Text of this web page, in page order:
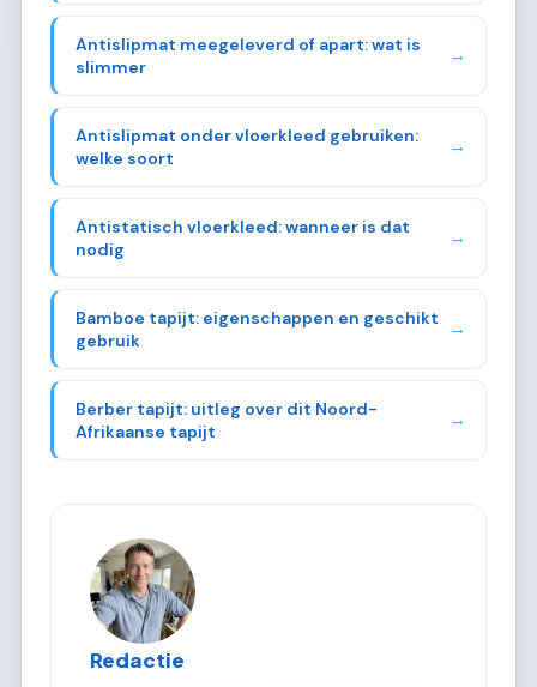
Antislipmat meegeleverd of apart: wat is
slimmer
→
Antislipmat onder vloerkleed gebruiken:
welke soort
→
Antistatisch vloerkleed: wanneer is dat
nodig
→
Bamboe tapijt: eigenschappen en geschikt
gebruik
→
Berber tapijt: uitleg over dit Noord-
Afrikaanse tapijt
→
Redactie